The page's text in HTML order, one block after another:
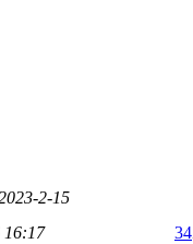
2-15
16:17 34